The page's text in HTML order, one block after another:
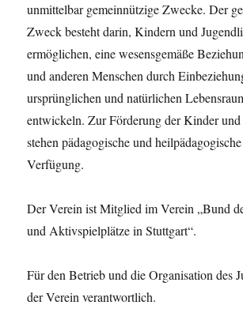
unmittelbar gemeinnützige Zwecke. Der
Zweck besteht darin, Kindern und
ermöglichen, eine wesensgemäße
und anderen Menschen durch
ursprünglichen und natürlichen
entwickeln. Zur Förderung der Kinder
stehen pädagogische und
Verfügung.
Der Verein ist Mitglied im Verein „Bund
und Aktivspielplätze in Stuttgart“.
Für den Betrieb und die Organisation des
der Verein verantwortlich.